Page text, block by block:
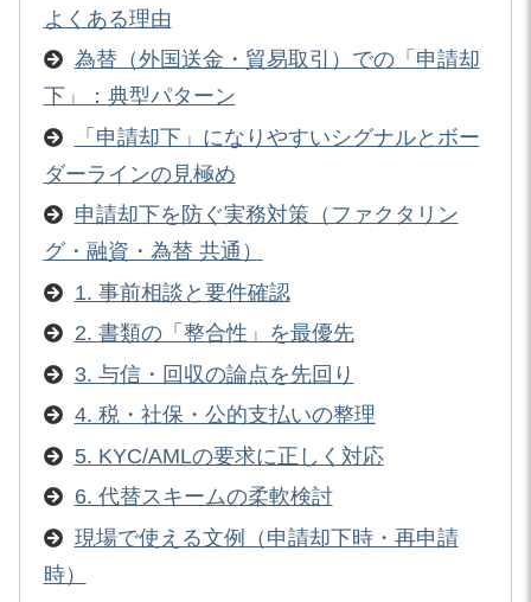
よくある理由
為替（外国送金・貿易取引）での「申請却
下」：典型パターン
「申請却下」になりやすいシグナルとボー
ダーラインの見極め
申請却下を防ぐ実務対策（ファクタリン
グ・融資・為替 共通）
1. 事前相談と要件確認
2. 書類の「整合性」を最優先
3. 与信・回収の論点を先回り
4. 税・社保・公的支払いの整理
5. KYC/AMLの要求に正しく対応
6. 代替スキームの柔軟検討
現場で使える文例（申請却下時・再申請
時）